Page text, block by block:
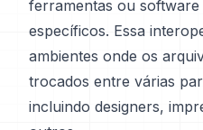
ferramentas ou
específicos. Essa
ambientes onde os
trocados entre várias
incluindo designers,